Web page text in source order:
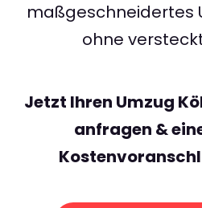
maßgeschneidertes
ohne
Jetzt Ihren Umzug
anfragen &